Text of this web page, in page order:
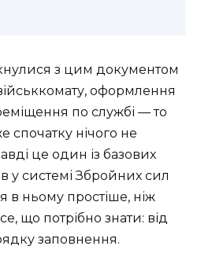
з цим документом
оформлення
по службі — то
спочатку нічого не
це один із базових
у системі Збройних сил
в ньому простіше, ніж
що потрібно знати: від
заповнення.